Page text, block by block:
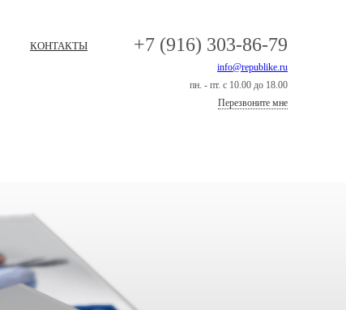
+7 (916) 303-86-79
info@republike.ru
пн. - пт. с 10.00 до 18.00
Перезвоните мне
КОНТАКТЫ